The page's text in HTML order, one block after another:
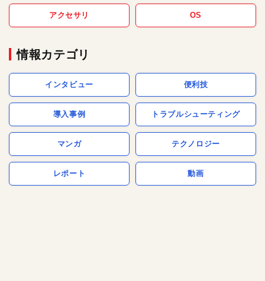
アクセサリ OS
情報カテゴリ
インタビュー 便利技
導入事例 トラブルシューティング
マンガ テクノロジー
レポート 動画